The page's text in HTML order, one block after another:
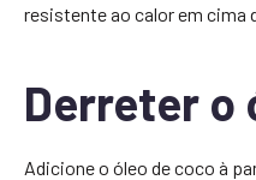
resistente ao calor em cima
Derreter o
Adicione o óleo de coco à